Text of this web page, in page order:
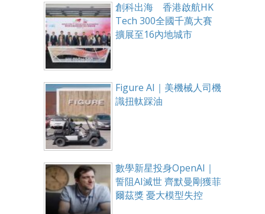
創科出海 香港啟航HK
Tech 300全國千萬大賽
擴展至16內地城市
Figure AI｜美機械人司機
識扭軚踩油
數學新星投身OpenAI｜
誓阻AI滅世 齊默曼剛獲菲
爾茲獎 憂大模型失控